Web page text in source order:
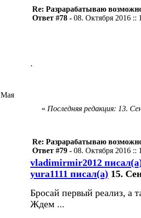
Мая
Re: Разрарабатываю
Ответ #78 - 08. Октября 2016 ::
.
« Последняя редакция: 13.
Re: Разрарабатываю
Ответ #79 - 08. Октября 2016 ::
vladimirmir2012
yura1111 писал(а) 15.
Бросай первый реализ, а
Ждем ...